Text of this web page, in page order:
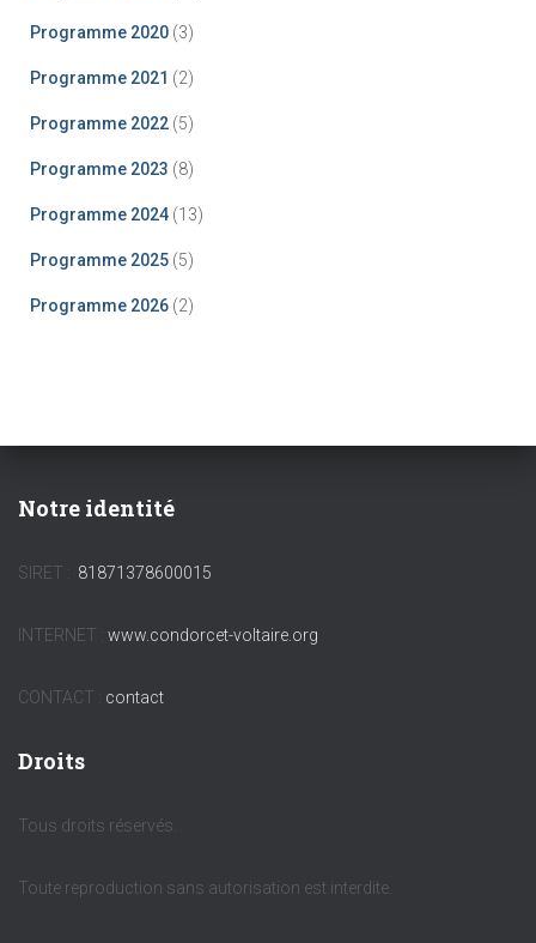
Programme 2020 (3)
Programme 2021 (2)
Programme 2022 (5)
Programme 2023 (8)
Programme 2024 (13)
Programme 2025 (5)
Programme 2026 (2)
Notre identité
SIRET : 81871378600015
INTERNET : www.condorcet-voltaire.org
CONTACT : contact
Droits
Tous droits réservés.
Toute reproduction sans autorisation est interdite.